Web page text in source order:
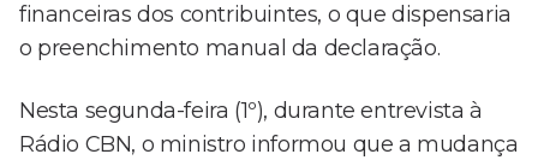
financeiras dos contribuintes, o que dispensaria
o preenchimento manual da declaração.
Nesta segunda-feira (1º), durante entrevista à
Rádio CBN, o ministro informou que a mudança